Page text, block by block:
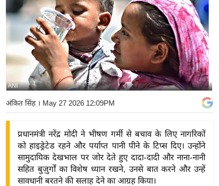
त
ष्ट्री
य
ज़
ने
द्यो
ANI
अंकित सिंह। May 27 2026 12:09PM
प्रधानमंत्री नरेंद्र मोदी ने भीषण गर्मी से बचाव के लिए नागरिकों
को हाइड्रेटेड रहने और पर्याप्त पानी पीने के टिप्स दिए। उन्होंने
सामुदायिक देखभाल पर जोर देते हुए दादा-दादी और नाना-नानी
सहित बुज़ुर्गों का विशेष ध्यान रखने, उनसे बात करने और उन्हें
सावधानी बरतने की सलाह देने का आग्रह किया।